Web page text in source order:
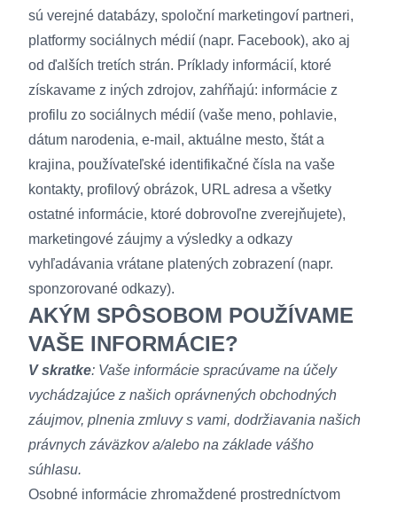
sú verejné databázy, spoloční marketingoví partneri,
platformy sociálnych médií (napr. Facebook), ako aj
od ďalších tretích strán. Príklady informácií, ktoré
získavame z iných zdrojov, zahŕňajú: informácie z
profilu zo sociálnych médií (vaše meno, pohlavie,
dátum narodenia, e-mail, aktuálne mesto, štát a
krajina, používateľské identifikačné čísla na vaše
kontakty, profilový obrázok, URL adresa a všetky
ostatné informácie, ktoré dobrovoľne zverejňujete),
marketingové záujmy a výsledky a odkazy
vyhľadávania vrátane platených zobrazení (napr.
sponzorované odkazy).
AKÝM SPÔSOBOM POUŽÍVAME
VAŠE INFORMÁCIE?
V skratke: Vaše informácie spracúvame na účely
vychádzajúce z našich oprávnených obchodných
záujmov, plnenia zmluvy s vami, dodržiavania našich
právnych záväzkov a/alebo na základe vášho
súhlasu.
Osobné informácie zhromaždené prostredníctvom